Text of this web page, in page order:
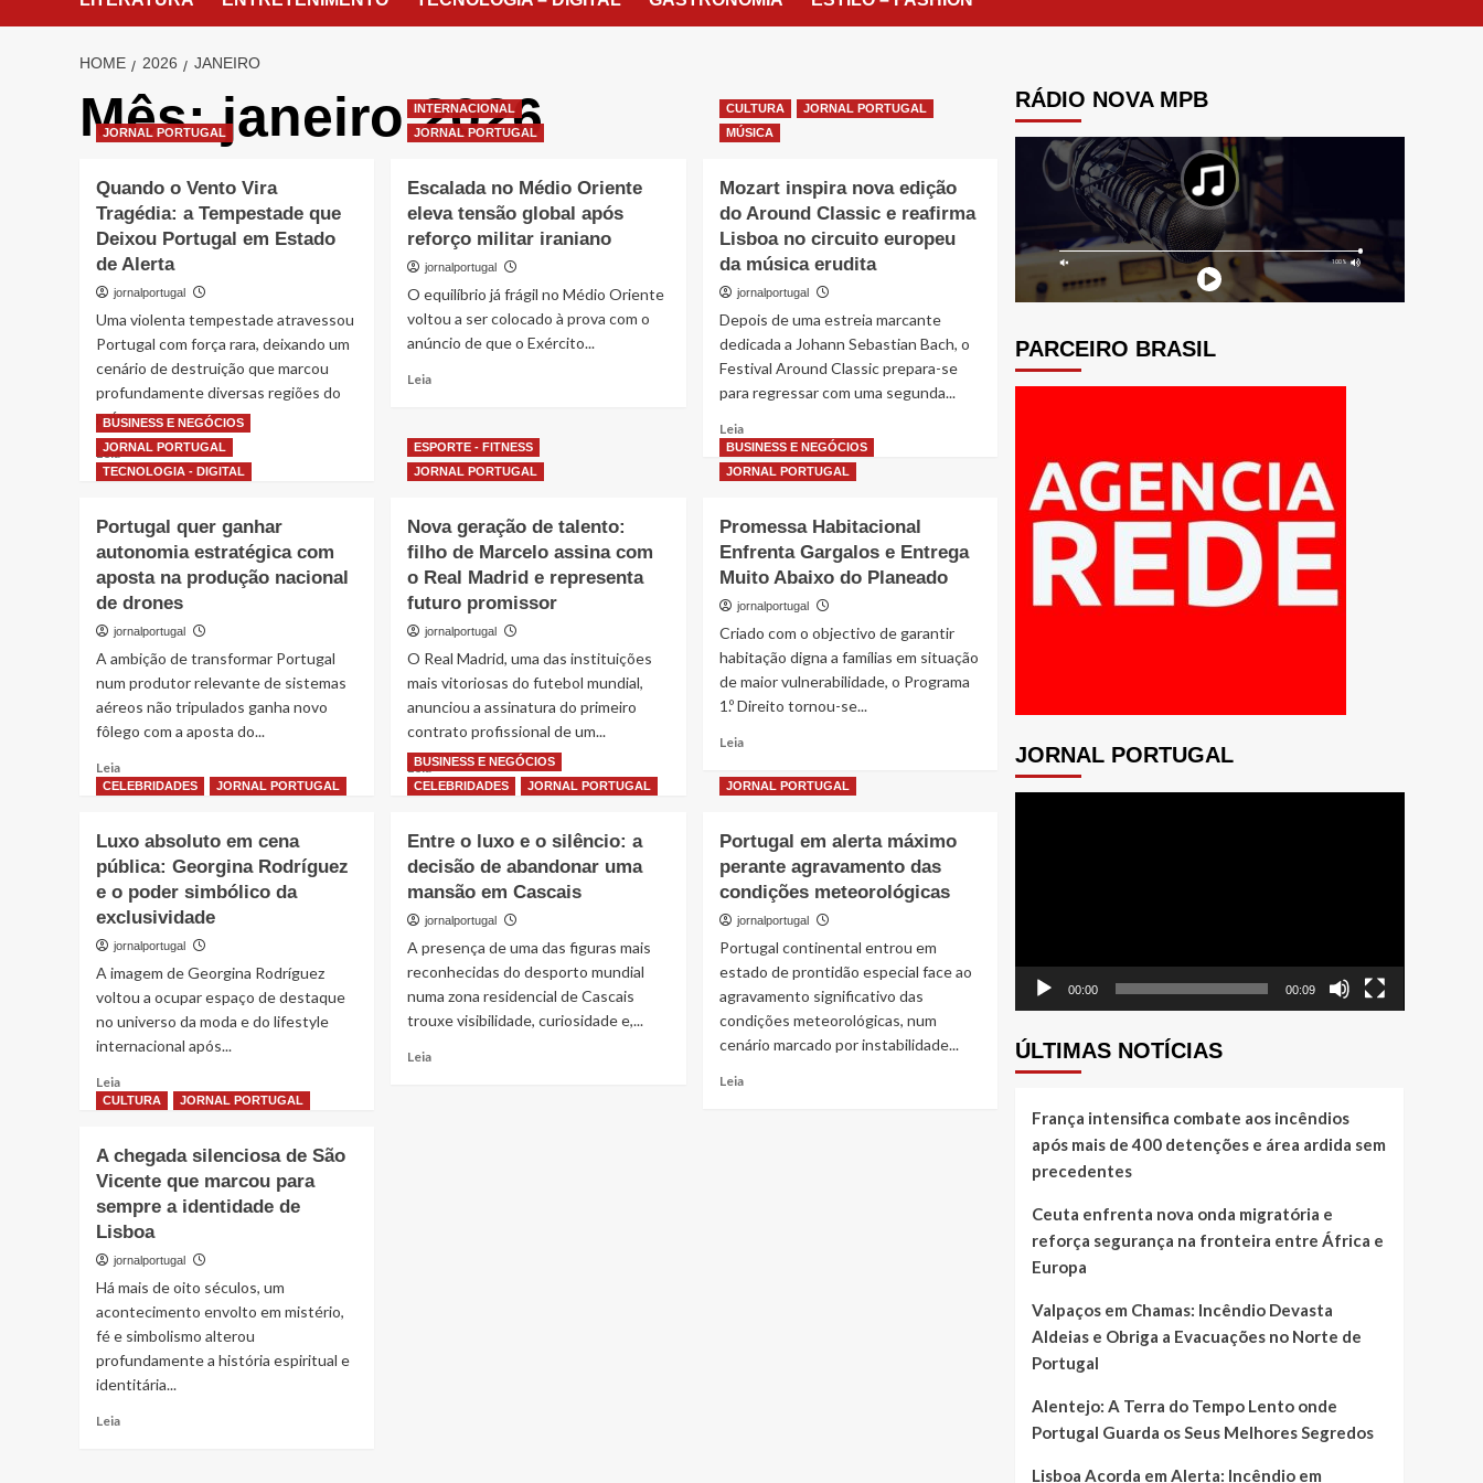
HOME 2026 JANEIRO
Mês:janeiro 2026
JORNAL PORTUGAL
Quando o Vento Vira
Tragédia: a Tempestade que
Deixou Portugal em Estado
de Alerta
jornalportugal
Uma violenta tempestade atravessou
Portugal com força rara, deixando um
cenário de destruição que marcou
profundamente diversas regiões do
país....
LeiaRead
more
o
Vento
Vira
Tragédia:
Tempestade
que
Deixou
Portugal
Estado
de
Alerta
INTERNACIONAL
JORNAL PORTUGAL
Escalada no Médio Oriente
eleva tensão global após
reforço militar iraniano
jornalportugal
O equilíbrio já frágil no Médio Oriente
voltou a ser colocado à prova com o
anúncio de que o Exército...
LeiaRead
Escalada
no
Médio
eleva
tensão
após
reforço
militar
CULTURA
JORNAL PORTUGAL
MÚSICA
Mozart inspira nova edição
do Around Classic e reafirma
Lisboa no circuito europeu
da música erudita
jornalportugal
Depois de uma estreia marcante
dedicada a Johann Sebastian Bach, o
Festival Around Classic prepara-se
para regressar com uma segunda...
LeiaRead
more
about
nova
edição
do
Classic
e
reafirma
Lisboa
no
europeu
música
BUSINESS E NEGÓCIOS
JORNAL PORTUGAL
TECNOLOGIA - DIGITAL
Portugal quer ganhar
autonomia estratégica com
aposta na produção nacional
de drones
jornalportugal
A ambição de transformar Portugal
num produtor relevante de sistemas
aéreos não tripulados ganha novo
fôlego com a aposta do...
LeiaRead
more
quer
ganhar
autonomia
estratégica
aposta
na
produção
nacional
ESPORTE - FITNESS
JORNAL PORTUGAL
Nova geração de talento:
filho de Marcelo assina com
o Real Madrid e representa
futuro promissor
jornalportugal
O Real Madrid, uma das instituições
mais vitoriosas do futebol mundial,
anunciou a assinatura do primeiro
contrato profissional de um...
LeiaRead
more
geração
de
talento:
Marcelo
assina
com
o
Madrid
BUSINESS E NEGÓCIOS
JORNAL PORTUGAL
Promessa Habitacional
Enfrenta Gargalos e Entrega
Muito Abaixo do Planeado
jornalportugal
Criado com o objectivo de garantir
habitação digna a famílias em situação
de maior vulnerabilidade, o Programa
1.º Direito tornou-se...
LeiaRead
about
Enfrenta
Gargalos
e
Entrega
Muito
Abaixo
do
Planeado
CELEBRIDADES JORNAL PORTUGAL
Luxo absoluto em cena
pública: Georgina Rodríguez
e o poder simbólico da
exclusividade
jornalportugal
A imagem de Georgina Rodríguez
voltou a ocupar espaço de destaque
no universo da moda e do lifestyle
internacional após...
LeiaRead
more
absoluto
em
cena
pública:
Rodríguez
e
o
poder
exclusividade
BUSINESS E NEGÓCIOS
CELEBRIDADES
JORNAL PORTUGAL
Entre o luxo e o silêncio: a
decisão de abandonar uma
mansão em Cascais
jornalportugal
A presença de uma das figuras mais
reconhecidas do desporto mundial
numa zona residencial de Cascais
trouxe visibilidade, curiosidade e,...
LeiaRead
JORNAL PORTUGAL
Portugal em alerta máximo
perante agravamento das
condições meteorológicas
jornalportugal
Portugal continental entrou em
estado de prontidão especial face ao
agravamento significativo das
condições meteorológicas, num
cenário marcado por instabilidade...
LeiaRead
CULTURA JORNAL PORTUGAL
A chegada silenciosa de São
Vicente que marcou para
sempre a identidade de
Lisboa
jornalportugal
Há mais de oito séculos, um
acontecimento envolto em mistério,
fé e simbolismo alterou
profundamente a história espiritual e
identitária...
LeiaRead
RÁDIO NOVA MPB
PARCEIRO BRASIL
JORNAL PORTUGAL
00:00 00:09
ÚLTIMAS NOTÍCIAS
França intensifica combate aos incêndios
após mais de 400 detenções e área ardida sem
precedentes
Ceuta enfrenta nova onda migratória e
reforça segurança na fronteira entre África e
Europa
Valpaços em Chamas: Incêndio Devasta
Aldeias e Obriga a Evacuações no Norte de
Portugal
Alentejo: A Terra do Tempo Lento onde
Portugal Guarda os Seus Melhores Segredos
Lisboa Acorda em Alerta: Incêndio em